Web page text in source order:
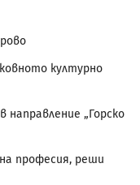
културно
„Горско
професия, реши